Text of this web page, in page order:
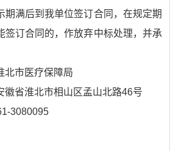
期满后到我单位签订合同，在规定期
签订合同的，作放弃中标处理，并承
北市医疗保障局
徽省淮北市相山区孟山北路46号
3080095